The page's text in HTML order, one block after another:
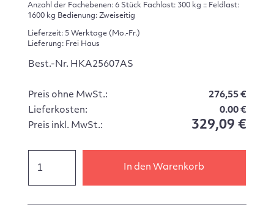
Anzahl der Fachebenen: 6 Stück Fachlast: 300 kg :: Feldlast:
1600 kg Bedienung: Zweiseitig
Lieferzeit: 5 Werktage (Mo.-Fr.)
Lieferung: Frei Haus
Best.-Nr. HKA25607AS
Preis ohne MwSt.:
276,55 €
Lieferkosten:
0.00 €
Preis inkl. MwSt.:
329,09 €
In den Warenkorb